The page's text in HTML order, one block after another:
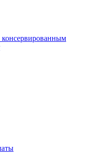
консервированным